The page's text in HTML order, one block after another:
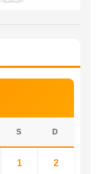
S D
1 2